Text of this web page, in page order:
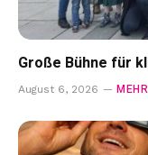
Große Bühne für
August 6, 2026